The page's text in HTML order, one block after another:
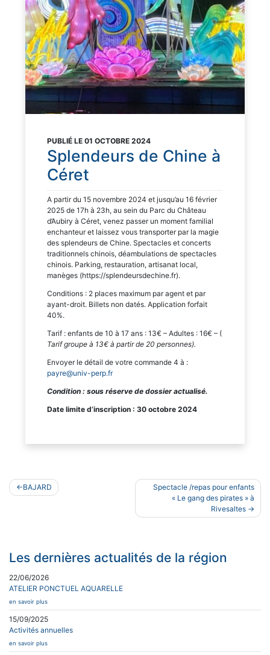
PUBLIÉ LE 01 OCTOBRE 2024
Splendeurs de Chine à
Céret
A partir du 15 novembre 2024 et jusqu’au 16 février
2025 de 17h à 23h, au sein du Parc du Château
d’Aubiry à Céret, venez passer un moment familial
enchanteur et laissez vous transporter par la magie
des splendeurs de Chine. Spectacles et concerts
traditionnels chinois, déambulations de spectacles
chinois. Parking, restauration, artisanat local,
manèges (https://splendeursdechine.fr).
Conditions : 2 places maximum par agent et par
ayant-droit. Billets non datés. Application forfait
40%.
Tarif : enfants de 10 à 17 ans : 13€ – Adultes : 16€ – (
Tarif groupe à 13€ à partir de 20 personnes).
Envoyer le détail de votre commande 4 à :
payre@univ-perp.fr
Condition : sous réserve de dossier actualisé.
Date limite d’inscription : 30 octobre 2024
Navigation
de
BAJARD
Spectacle /repas pour enfants
« Le gang des pirates » à
Rivesaltes
Les dernières actualités de la région
22/06/2026
ATELIER PONCTUEL AQUARELLE
en savoir plus
15/09/2025
Activités annuelles
en savoir plus